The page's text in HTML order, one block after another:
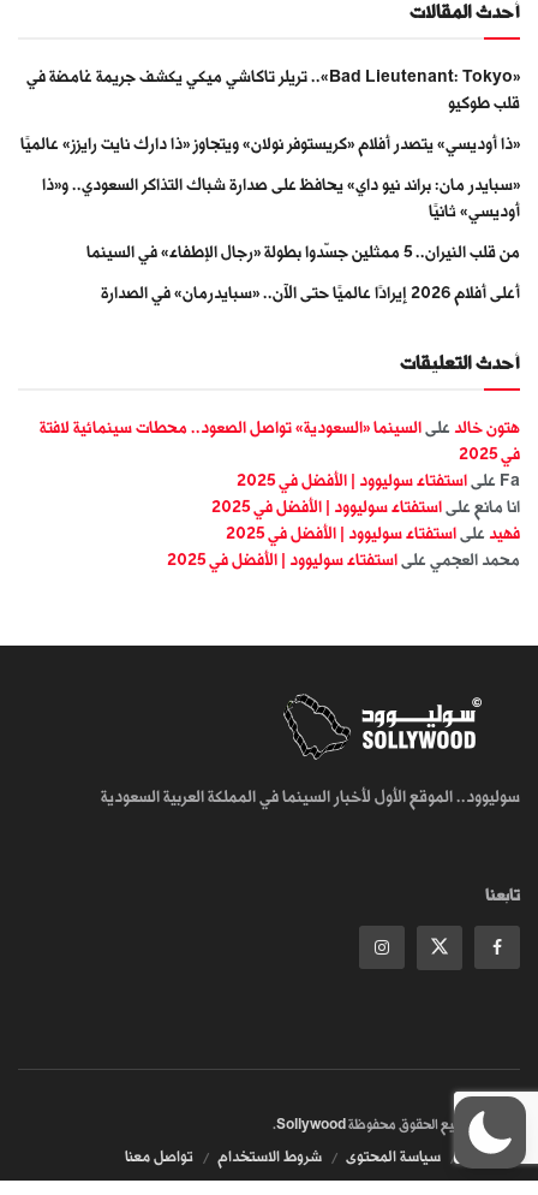
أحدث المقالات
«Bad Lieutenant: Tokyo».. تريلر تاكاشي ميكي يكشف جريمة غامضة في
قلب طوكيو
«ذا أوديسي» يتصدر أفلام «كريستوفر نولان» ويتجاوز «ذا دارك نايت رايزز» عالميًا
«سبايدر مان: براند نيو داي» يحافظ على صدارة شباك التذاكر السعودي.. و«ذا
أوديسي» ثانيًا
من قلب النيران.. 5 ممثلين جسّدوا بطولة «رجال الإطفاء» في السينما
أعلى أفلام 2026 إيرادًا عالميًا حتى الآن.. «سبايدرمان» في الصدارة
أحدث التعليقات
هتون خالد على السينما «السعودية» تواصل الصعود.. محطات سينمائية لافتة
في 2025
Fa على استفتاء سوليوود | الأفضل في 2025
انا مانع على استفتاء سوليوود | الأفضل في 2025
فهيد على استفتاء سوليوود | الأفضل في 2025
محمد العجمي على استفتاء سوليوود | الأفضل في 2025
سوليوود.. الموقع الأول لأخبار السينما في المملكة العربية السعودية
تابعنا
جميع الحقوق محفوظة Sollywood
.
من نحن سياسة المحتوى شروط الاستخدام تواصل معنا